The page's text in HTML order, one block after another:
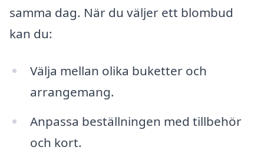
samma dag. När du väljer ett blombud
kan du:
Välja mellan olika buketter och
arrangemang.
Anpassa beställningen med tillbehör
och kort.